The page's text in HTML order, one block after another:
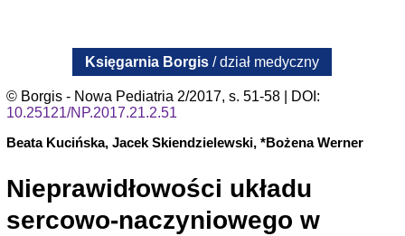
Księgarnia Borgis / dział medyczny
© Borgis - Nowa Pediatria 2/2017, s. 51-58 | DOI:
10.25121/NP.2017.21.2.51
Beata Kucińska, Jacek Skiendzielewski, *Bożena Werner
Nieprawidłowości układu
sercowo-naczyniowego w